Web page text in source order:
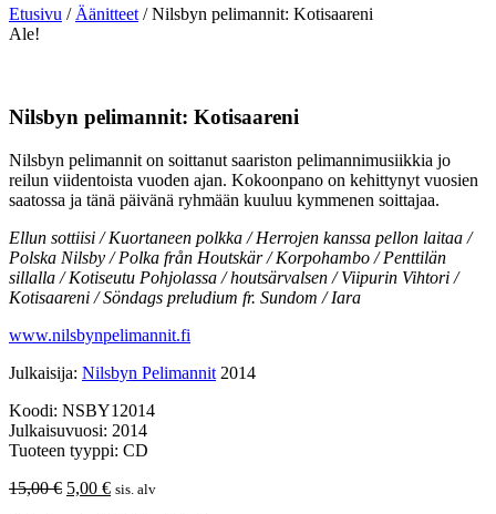
Etusivu / Äänitteet / Nilsbyn pelimannit: Kotisaareni
Ale!
Nilsbyn pelimannit: Kotisaareni
Nilsbyn pelimannit on soittanut saariston pelimannimusiikkia jo
reilun viidentoista vuoden ajan. Kokoonpano on kehittynyt vuosien
saatossa ja tänä päivänä ryhmään kuuluu kymmenen soittajaa.
Ellun sottiisi / Kuortaneen polkka / Herrojen kanssa pellon laitaa /
Polska Nilsby / Polka från Houtskär / Korpohambo / Penttilän
sillalla / Kotiseutu Pohjolassa / houtsärvalsen / Viipurin Vihtori /
Kotisaareni / Söndags preludium fr. Sundom / Iara
www.nilsbynpelimannit.fi
Julkaisija: Nilsbyn Pelimannit 2014
Koodi: NSBY12014
Julkaisuvuosi: 2014
Tuoteen tyyppi: CD
15,00€ Alkuperäinen
5,00 €Nykyinen
sis. alv